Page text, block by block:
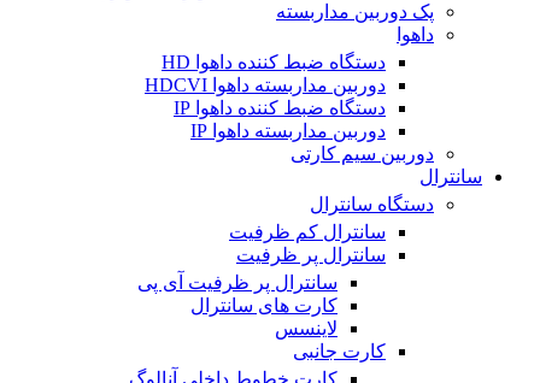
پک دوربین مداربسته
داهوا
دستگاه ضبط کننده داهوا HD
دوربین مداربسته داهوا HDCVI
دستگاه ضبط کننده داهوا IP
دوربین مداربسته داهوا IP
دوربین سیم کارتی
سانترال
دستگاه سانترال
سانترال کم ظرفیت
سانترال پر ظرفیت
سانترال پر ظرفیت آی پی
کارت های سانترال
لاینسس
کارت جانبی
کارت خطوط داخلی آنالوگ